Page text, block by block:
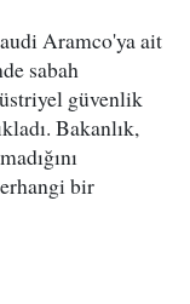
Aramco'ya ait
sabah
güvenlik
Bakanlık,
bir